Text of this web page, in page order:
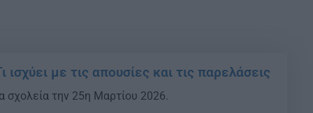
ισχύει με τις απουσίες και τις παρελάσεις
σχολεία την 25η Μαρτίου 2026.